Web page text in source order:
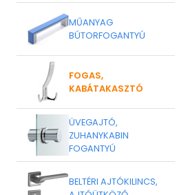
MŰANYAG
BÚTORFOGANTYÚ
FOGAS,
KABÁTAKASZTÓ
ÜVEGAJTÓ,
ZUHANYKABIN
FOGANTYÚ
BELTÉRI AJTÓKILINCS,